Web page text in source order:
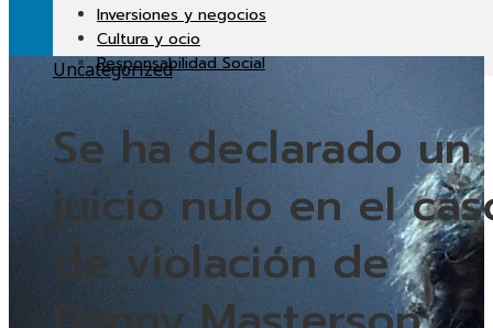
Inversiones y negocios
Cultura y ocio
Responsabilidad Social
Uncategorized
Se ha declarado un
juicio nulo en el
de violación de